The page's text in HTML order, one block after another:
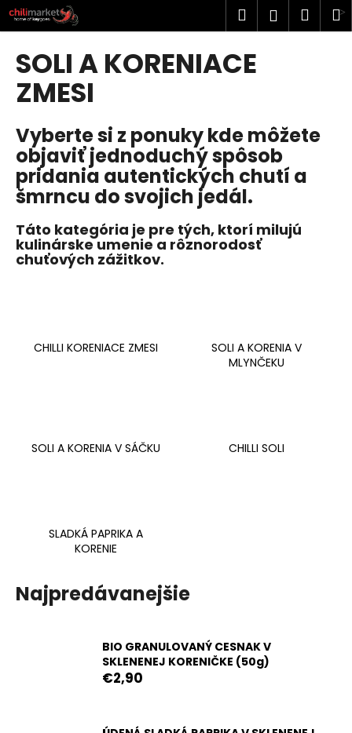
Prejsť
na
obsah
Hľadať
SOLI A KORENIACE
ZMESI
Vyberte si z ponukykde môžete
objaviť jednoduchý spôsob
pridania autentických chutí a
šmrncu do svojich jedál.
Táto kategória je pre tých, ktorí milujú
kulinárske umenie a rôznorodosť
chuťových zážitkov.
CHILLI KORENIACE ZMESI
SOLI A KORENIA V
MLYNČEKU
SOLI A KORENIA V SÁČKU CHILLI SOLI
SLADKÁ PAPRIKA A
KORENIE
Najpredávanejšie
BIO GRANULOVANÝ CESNAK V
SKLENENEJ KORENIČKE (50g)
€2,90
K
o
Č
o
p
o
t
r
e
b
u
j
HĽADAŤ
O